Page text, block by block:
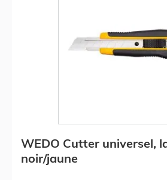
WEDO Cutter universel,
noir/jaune